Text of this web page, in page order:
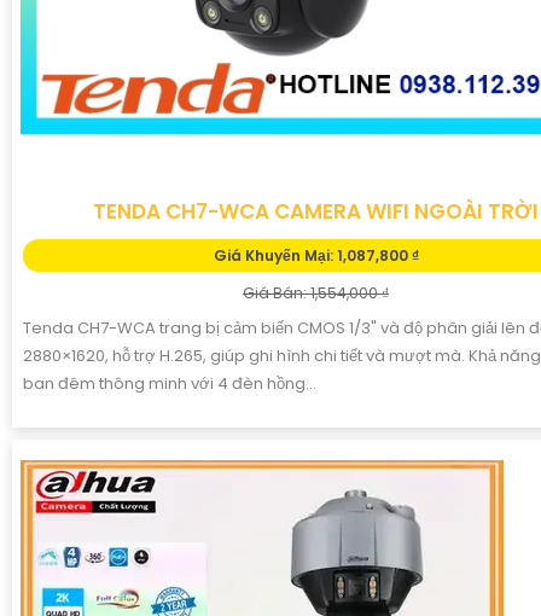
TENDA CH7-WCA CAMERA WIFI NGOÀI TRỜI
Giá Khuyến Mại: 1,087,800 ₫
Giá Bán: 1,554,000 ₫
Tenda CH7-WCA trang bị cảm biến CMOS 1/3" và độ phân giải lên
2880×1620, hỗ trợ H.265, giúp ghi hình chi tiết và mượt mà. Khả
ban đêm thông minh với 4 đèn hồng...